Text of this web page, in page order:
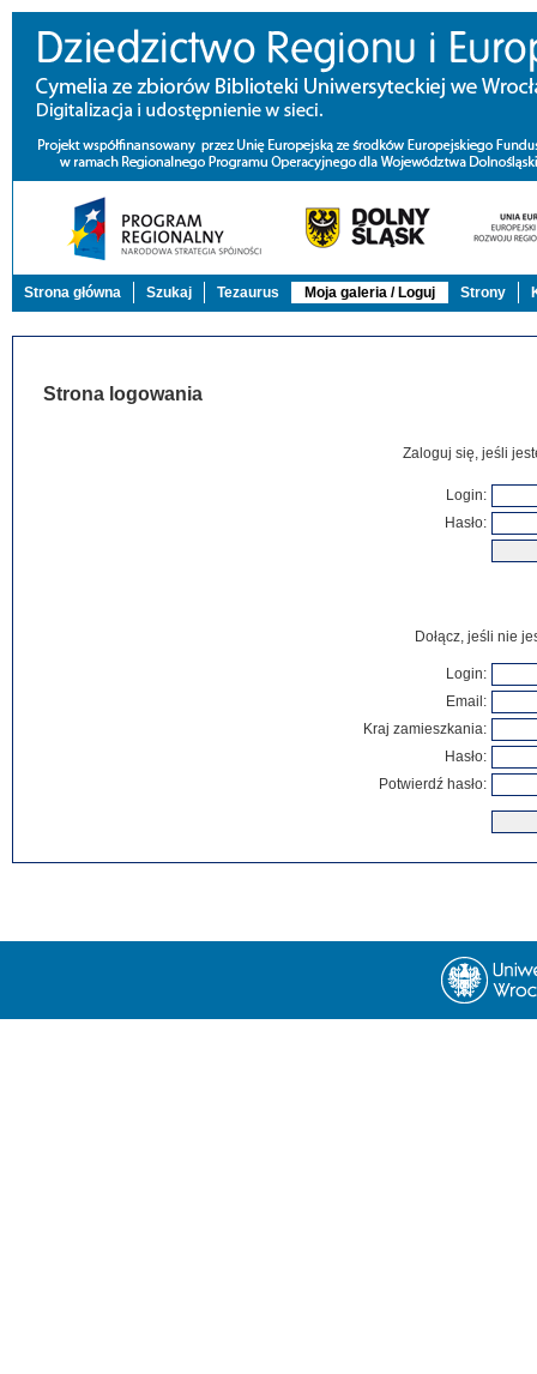
Strona główna Szukaj Tezaurus Moja galeria / Loguj Strony
Strona logowania
Zaloguj się, jeśli
Login:
Hasło:
Dołącz, jeśli nie
Login:
Email:
Kraj zamieszkania:
Hasło:
Potwierdź hasło: